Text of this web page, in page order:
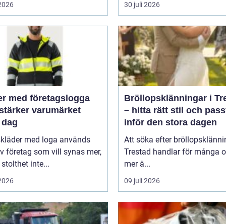
30 juli 2026
med företagslogga
varumärket
med loga används
företag som vill synas mer,
inte...
Bröllopsklänningar i
– hitta rätt stil och
inför den stora dagen
Att söka efter
Trestad handlar för många
mer ä...
09 juli 2026